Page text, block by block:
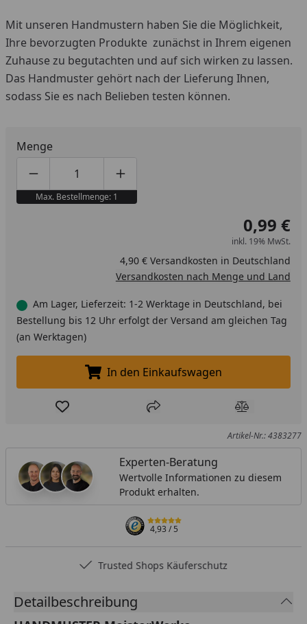
Mit unseren Handmustern haben Sie die Möglichkeit,
Ihre bevorzugten Produkte zunächst in Ihrem eigenen
Zuhause zu begutachten und auf sich wirken zu lassen.
Das Handmuster gehört nach der Lieferung Ihnen,
sodass Sie es nach Belieben testen können.
Menge
Produktmenge um eins verringern
Produktmenge manuell eingeben
Produktmenge um eins erhöhen
Max. Bestellmenge: 1
0,99 €
inkl. 19% MwSt.
4,90 € Versandkosten in Deutschland
Versandkosten nach Menge und Land
Am Lager, Lieferzeit: 1-2 Werktage in Deutschland, bei
Bestellung bis 12 Uhr erfolgt der Versand am gleichen Tag
(an Werktagen)
In den Einkaufswagen legen
In den Einkaufswagen
Produkt zur Wunschliste hinzufügen
Teilen Produkt
Artikel-Nr.: 4383277
Experten-Beratung
Wertvolle Informationen zu diesem
Produkt erhalten.
4,93/ 5
Trusted Shops Käuferschutz
Detailbeschreibung